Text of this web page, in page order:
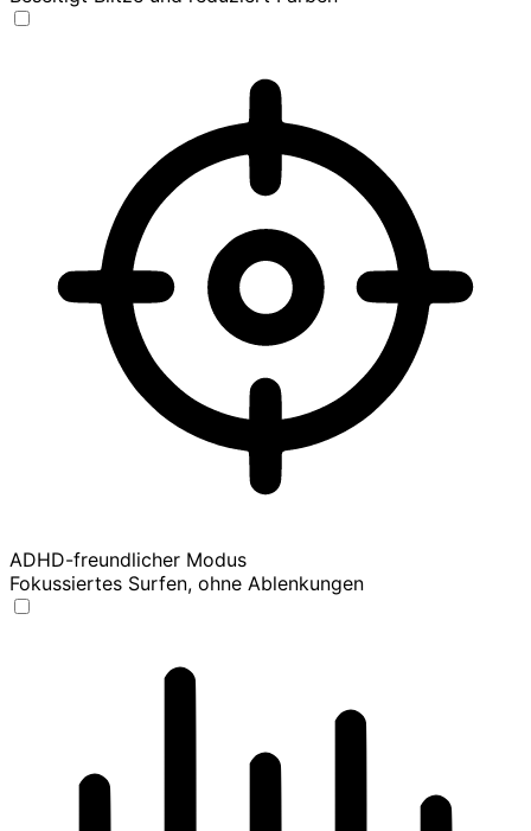
ADHD-freundlicher Modus
Fokussiertes Surfen, ohne Ablenkungen